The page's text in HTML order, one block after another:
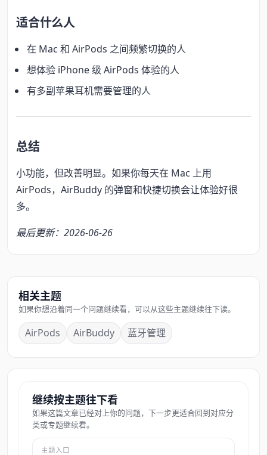
适合什么人
在 Mac 和 AirPods 之间频繁切换的人
想体验 iPhone 级 AirPods 体验的人
有多副苹果耳机需要管理的人
总结
小功能，但改善明显。如果你每天在 Mac 上用
AirPods，AirBuddy 的弹窗和快捷切换会让体验好很
多。
最后更新：2026-06-26
相关主题
如果你想沿着同一个问题继续看，可以从这些主题继续往下读。
AirPods AirBuddy 蓝牙管理
继续按主题往下看
如果这篇文章已经对上你的问题，下一步更适合回到对应分
类或专题继续看。
主题入口